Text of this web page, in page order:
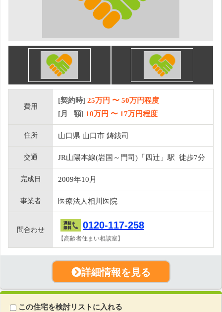
費用
[契約時] 25万円 〜 50万円程度
[月 額] 10万円 〜 17万円程度
住所 山口県 山口市 鋳銭司
交通 JR山陽本線(岩国～門司)「四辻」駅 徒歩7分
完成日 2009年10月
事業者 医療法人相川医院
問合わせ 0120-117-258
【高齢者住まい相談室】
詳細情報を見る
この住宅を検討リストに入れる